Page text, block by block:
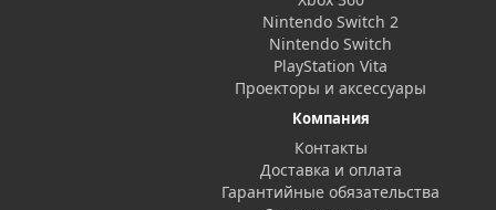
Nintendo Switch 2
Nintendo Switch
PlayStation Vita
Проекторы и аксессуары
Компания
Контакты
Доставка и оплата
Гарантийные обязательства